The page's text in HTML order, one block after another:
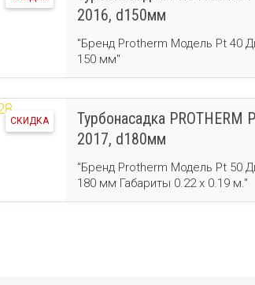
2016, d150мм
"Бренд Protherm Модель Pt 40
150 мм"
СКИДКА
Турбонасадка PROTHERM
2017, d180мм
"Бренд Protherm Модель Pt 50
180 мм Габариты 0.22 x 0.19 м."